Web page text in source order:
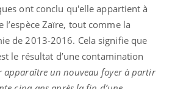
ont conclu qu'elle appartient à
l’espèce Zaïre, tout comme la
de 2013-2016. Cela signifie que
le résultat d’une contamination
apparaître un nouveau foyer à partir